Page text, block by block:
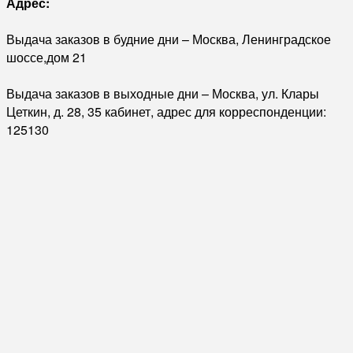
Выдача заказов в будние дни – Москва, Ленинградское
шоссе,дом 21
Выдача заказов в выходные дни – Москва, ул. Клары
Цеткин, д. 28, 35 кабинет, адрес для корреспонденции:
125130